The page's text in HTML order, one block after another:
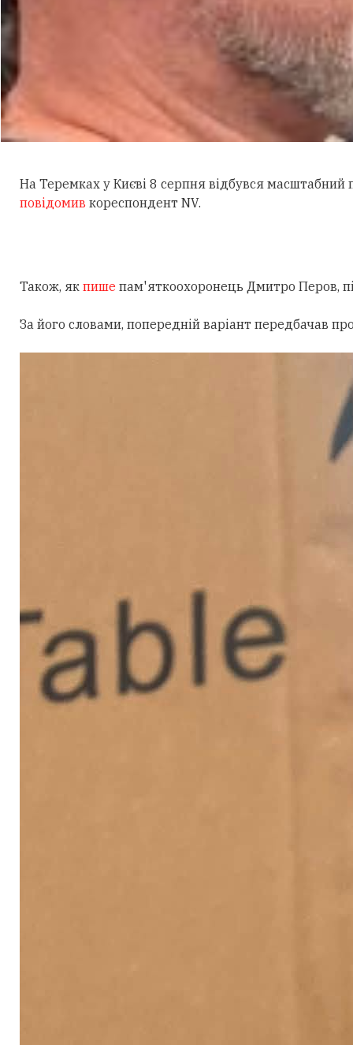
На Теремках у Києві 8 серпня відбувся масштабний
повідомив кореспондент NV.
Також, як пише пам'яткоохоронець Дмитро Перов,
За його словами, попередній варіант передбачав